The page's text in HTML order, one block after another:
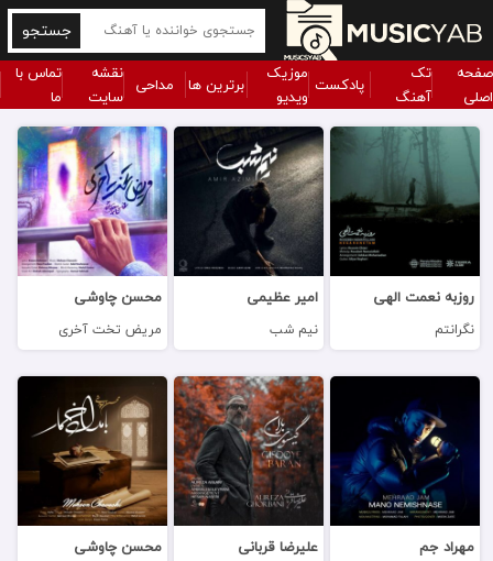
جستجو
صفحه
اصلی
تک
آهنگ
پادکست موزیک
ویدیو
برترین ها مداحی نقشه
سایت
تماس با
ما
روزبه نعمت الهی
نگرانتم
امیر عظیمی
نیم شب
محسن چاوشی
مریض تخت آخری
مهراد جم علیرضا قربانی محسن چاوشی